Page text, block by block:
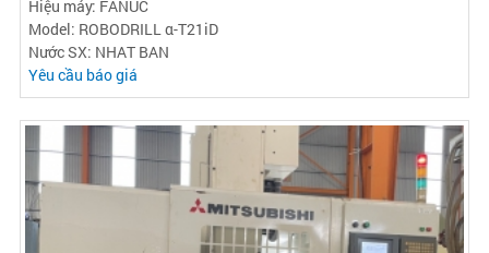
Hiệu máy: FANUC
Model: ROBODRILL α-T21iD
Nước SX: NHAT BAN
Yêu cầu báo giá